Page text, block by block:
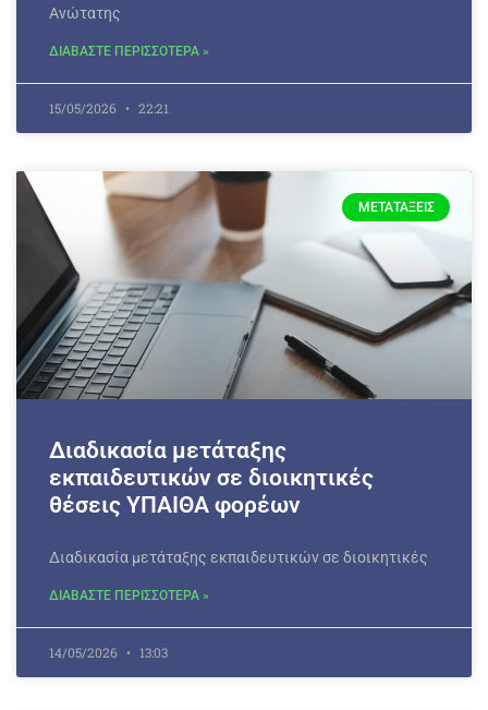
Ανώτατης
ΔΙΑΒΑΣΤΕ ΠΕΡΙΣΣΟΤΕΡΑ »
15/05/2026 22:21
ΜΕΤΑΤΆΞΕΙΣ
Διαδικασία μετάταξης
εκπαιδευτικών σε διοικητικές
θέσεις ΥΠΑΙΘΑ φορέων
Διαδικασία μετάταξης εκπαιδευτικών σε διοικητικές
ΔΙΑΒΑΣΤΕ ΠΕΡΙΣΣΟΤΕΡΑ »
14/05/2026 13:03